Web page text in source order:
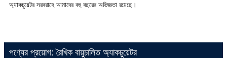
অ্যাকচুয়েটর সরবরাহে আমাদের বহু বছরের অভিজ্ঞতা রয়েছে।
পণ্যের প্রয়োগ: রৈখিক বায়ুচালিত অ্যাকচুয়েটর